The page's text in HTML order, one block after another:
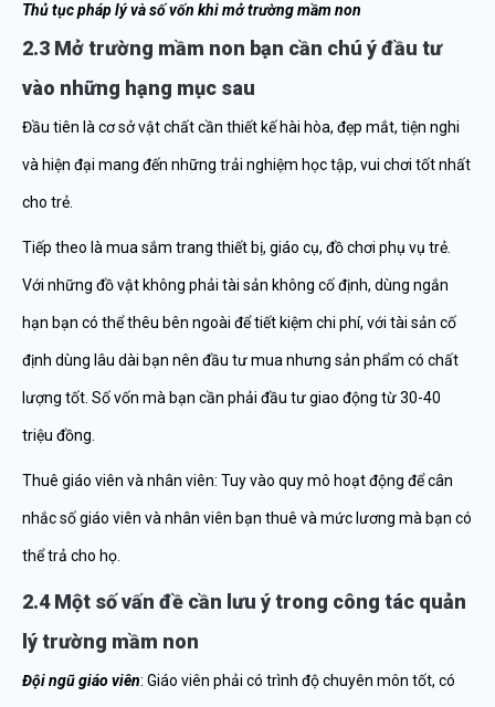
Thủ tục pháp lý và số vốn khi mở trường mầm non
2.3 Mở trường mầm non bạn cần chú ý đầu tư
vào những hạng mục sau
Đầu tiên là cơ sở vật chất cần thiết kế hài hòa, đẹp mắt, tiện nghi
và hiện đại mang đến những trải nghiệm học tập, vui chơi tốt nhất
cho trẻ.
Tiếp theo là mua sắm trang thiết bị, giáo cụ, đồ chơi phụ vụ trẻ.
Với những đồ vật không phải tài sản không cố định, dùng ngắn
hạn bạn có thể thêu bên ngoài để tiết kiệm chi phí, với tài sản cố
định dùng lâu dài bạn nên đầu tư mua nhưng sản phẩm có chất
lượng tốt. Số vốn mà bạn cần phải đầu tư giao động từ 30-40
triệu đồng.
Thuê giáo viên và nhân viên: Tuy vào quy mô hoạt động để cân
nhắc số giáo viên và nhân viên bạn thuê và mức lương mà bạn có
thể trả cho họ.
2.4 Một số vấn đề cần lưu ý trong công tác quản
lý trường mầm non
Đội ngũ giáo viên: Giáo viên phải có trình độ chuyên môn tốt, có